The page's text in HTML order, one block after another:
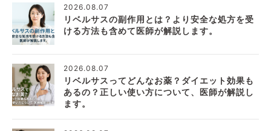
2026.08.07
リベルサスの副作用とは？より安全な処方を受
ける方法も含めて医師が解説します。
2026.08.07
リベルサスってどんなお薬？ダイエット効果も
あるの？正しい使い方について、医師が解説し
ます。